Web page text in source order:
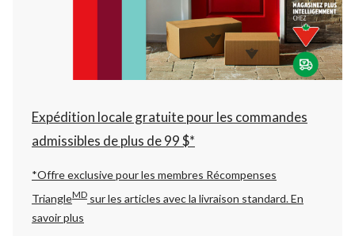
à
22:00
cliquer
pour
changer
Expédition locale gratuite pour les commandes
admissibles de plus de 99 $*
*Offre exclusive pour les membres Récompenses
TriangleMD sur les articles avec la livraison standard.En
savoir plus